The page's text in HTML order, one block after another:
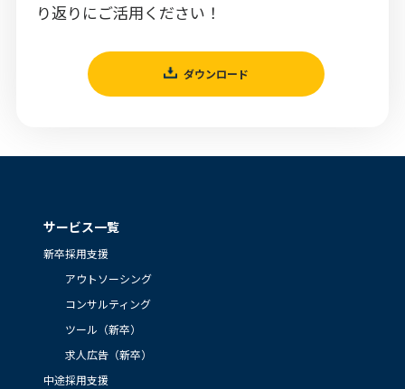
り返りにご活用ください！
ダウンロード
サービス一覧
新卒採用支援
アウトソーシング
コンサルティング
ツール（新卒）
求人広告（新卒）
中途採用支援